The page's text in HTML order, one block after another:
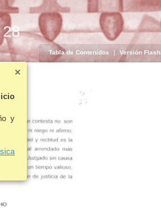
y
Tabla de Contenidos | Versión Flash